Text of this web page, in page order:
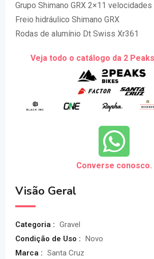
Grupo Shimano GRX 2×11 velocidades
Freio hidráulico Shimano GRX
Rodas de alumínio Dt Swiss Xr361
Veja todo o catálogo da 2
Converse conosco.
Visão Geral
Categoria : Gravel
Condição de Uso : Novo
Marca : Santa Cruz